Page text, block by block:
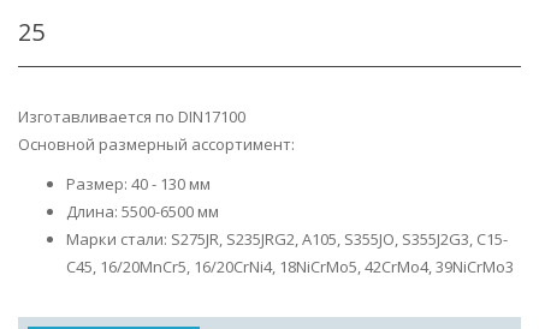
25
Изготавливается по DIN17100
Основной размерный ассортимент:
Размер: 40 - 130 мм
Длина: 5500-6500 мм
Марки стали: S275JR, S235JRG2, A105, S355JO, S355J2G3, C15-
C45, 16/20MnCr5, 16/20CrNi4, 18NiCrMo5, 42CrMo4, 39NiCrMo3